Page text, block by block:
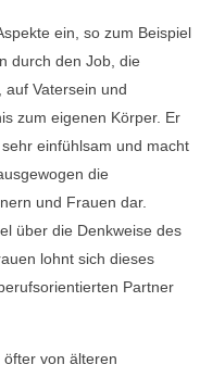
ein, so zum Beispiel
durch den Job, die
auf Vatersein und
zum eigenen Körper. Er
einfühlsam und macht
die
und Frauen dar.
über die Denkweise des
lohnt sich dieses
Partner
von älteren